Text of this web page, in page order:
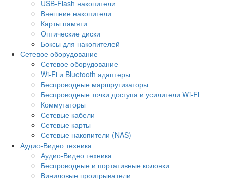
USB-Flash накопители
Внешние накопители
Карты памяти
Оптические диски
Боксы для накопителей
Сетевое оборудование
Сетевое оборудование
Wi-Fi и Bluetooth адаптеры
Беспроводные маршрутизаторы
Беспроводные точки доступа и усилители Wi-Fi
Коммутаторы
Сетевые кабели
Сетевые карты
Сетевые накопители (NAS)
Аудио-Видео техника
Аудио-Видео техника
Беспроводные и портативные колонки
Виниловые проигрыватели